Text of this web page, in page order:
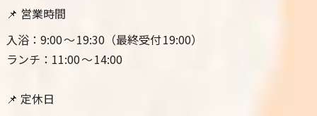
📌 営業時間
入浴：9:00 ～ 19:30（最終受付 19:00）
ランチ：11:00 ～ 14:00
📌 定休日